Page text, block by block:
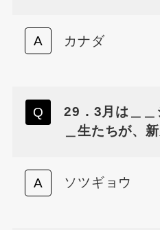
カナダ
29．3月は＿＿
＿生たちが、
ソツギョウ